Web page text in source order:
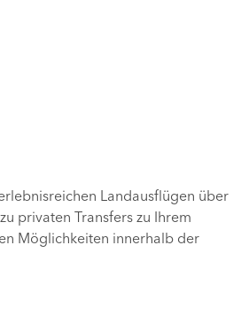
Landausflügen über
privaten Transfers zu Ihrem
Möglichkeiten innerhalb der